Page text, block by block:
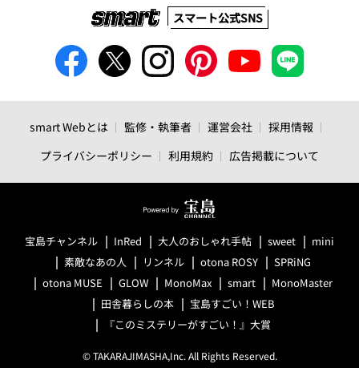
スマート公式SNS
smart Webとは 監修・執筆者 運営会社
採用情報
プライバシーポリシー
利用規約 広告掲載について
宝島チャンネル InRed 大人のおしゃれ手帖 sweet
mini
素敵なあの人
リンネル otona ROSY
SPRiNG
otona MUSE
GLOW MonoMax smart
MonoMaster
田舎暮らしの本
宝島すごい！WEB
『このミステリーがすごい！』大賞
© TAKARAJIMASHA,Inc. All Rights Reserved.